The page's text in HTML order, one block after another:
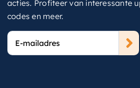
acties. Profiteer van interessante
codes en meer.
E-
mailadres